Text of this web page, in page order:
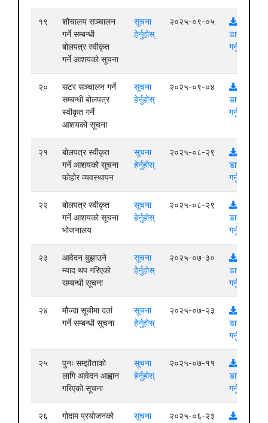
१९
शौचालय सञ्चालन
गर्ने सम्बन्धी
बोलपत्र स्वीकृत
गर्ने आशयको सूचना
सूचना
हेर्नुहोस्
२०२५-०९-०५
डाउनलोड
गर्नुहोस्
२०
सटर सञ्चालन गर्ने
सम्बन्धी बोलपत्र
स्वीकृत गर्ने
आशयको सूचना
सूचना
हेर्नुहोस्
२०२५-०९-०४
डाउनलोड
गर्नुहोस्
२१
बोलपत्र स्वीकृत
गर्ने आशयको सूचना
फोहोर व्यवस्थापन
सूचना
हेर्नुहोस्
२०२५-०८-२९
डाउनलोड
गर्नुहोस्
२२
बोलपत्र स्वीकृत
गर्ने आशयको सूचना
भोजनालय
सूचना
हेर्नुहोस्
२०२५-०८-२९
डाउनलोड
गर्नुहोस्
२३
आवेदन बुझाउने
म्याद थप गरिएको
सम्बन्धी सूचना
सूचना
हेर्नुहोस्
२०२५-०७-३०
डाउनलोड
गर्नुहोस्
२४
मौज्दा सूचीमा दर्ता
गर्ने सम्बन्धी सूचना
सूचना
हेर्नुहोस्
२०२५-०७-२३
डाउनलोड
गर्नुहोस्
२५
पुनः सम्झौताको
लागि आवेदन आह्वान
गरिएको सूचना
सूचना
हेर्नुहोस्
२०२५-०७-११
डाउनलोड
गर्नुहोस्
२६
गोदाम प्रयोजनको
सूचना
२०२५-०६-२३